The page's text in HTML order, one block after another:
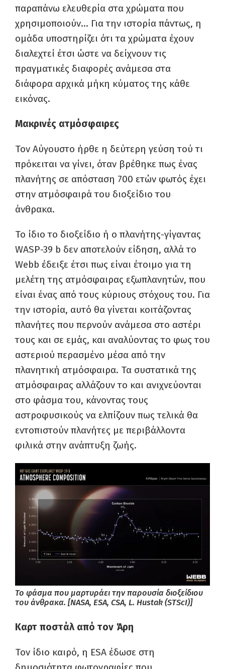
παραπάνω ελευθερία στα χρώματα που
χρησιμοποιούν… Για την ιστορία πάντως, η
ομάδα υποστηρίζει ότι τα χρώματα έχουν
διαλεχτεί έτσι ώστε να δείχνουν τις
πραγματικές διαφορές ανάμεσα στα
διάφορα αρχικά μήκη κύματος της κάθε
εικόνας.
Μακρινές ατμόσφαιρες
Τον Αύγουστο ήρθε η δεύτερη γεύση τού τι
πρόκειται να γίνει, όταν βρέθηκε πως ένας
πλανήτης σε απόσταση 700 ετών φωτός έχει
στην ατμόσφαιρά του διοξείδιο του
άνθρακα.
Το ίδιο το διοξείδιο ή ο πλανήτης-γίγαντας
WASP-39 b δεν αποτελούν είδηση, αλλά το
Webb έδειξε έτσι πως είναι έτοιμο για τη
μελέτη της ατμόσφαιρας εξωπλανητών, που
είναι ένας από τους κύριους στόχους του. Για
την ιστορία, αυτό θα γίνεται κοιτάζοντας
πλανήτες που περνούν ανάμεσα στο αστέρι
τους και σε εμάς, και αναλύοντας το φως του
αστεριού περασμένο μέσα από την
πλανητική ατμόσφαιρα. Τα συστατικά της
ατμόσφαιρας αλλάζουν το και ανιχνεύονται
στο φάσμα του, κάνοντας τους
αστροφυσικούς να ελπίζουν πως τελικά θα
εντοπιστούν πλανήτες με περιβάλλοντα
φιλικά στην ανάπτυξη ζωής.
Το φάσμα που μαρτυράει την παρουσία διοξείδιου
του άνθρακα. [NASA, ESA, CSA, L. Hustak (STScI)]
Καρτ ποστάλ από τον Άρη
Τον ίδιο καιρό, η ESA έδωσε στη